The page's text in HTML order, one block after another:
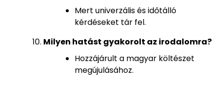
Mert univerzális és időtálló
kérdéseket tár fel.
Milyen hatást gyakorolt az irodalomra?
Hozzájárult a magyar költészet
megújulásához.